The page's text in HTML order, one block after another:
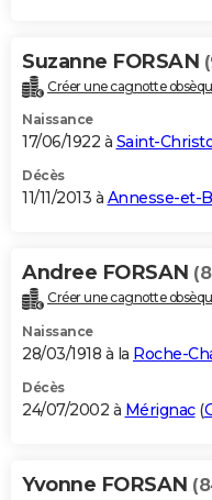
Suzanne FORSAN
Créer une cagnotte
Naissance
17/06/1922 à Saint-
Décès
11/11/2013 à Annesse-et-
Andree FORSAN
Créer une cagnotte
Naissance
28/03/1918 à la Roche-
Décès
24/07/2002 à Mérignac(
Yvonne FORSAN